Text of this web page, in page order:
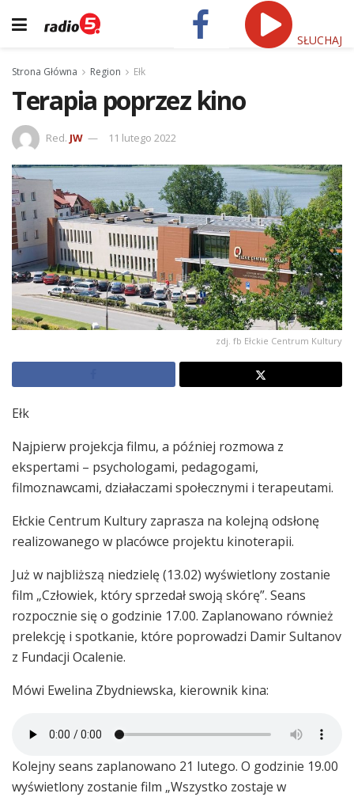
SŁUCHAJ
Strona Główna Region Ełk
Terapia poprzez kino
Red. JW 11 lutego 2022
zdj. fb Ełckie Centrum Kultury
Ełk
Najpierw projekcja filmu, a później rozmowa z
ekspertami – psychologami, pedagogami,
filmoznawcami, działaczami społecznymi i terapeutami.
Ełckie Centrum Kultury zaprasza na kolejną odsłonę
realizowanego w placówce projektu kinoterapii.
Już w najbliższą niedzielę (13.02) wyświetlony zostanie
film „Człowiek, który sprzedał swoją skórę”. Seans
rozpocznie się o godzinie 17.00. Zaplanowano również
prelekcję i spotkanie, które poprowadzi Damir Sultanov
z Fundacji Ocalenie.
Mówi Ewelina Zbydniewska, kierownik kina:
Kolejny seans zaplanowano 21 lutego. O godzinie 19.00
wyświetlony zostanie film „Wszystko zostaje w